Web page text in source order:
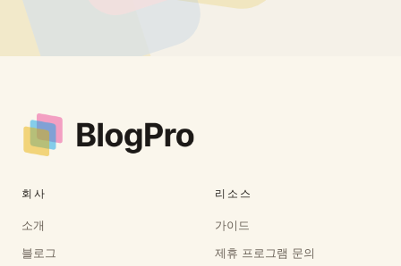
회사
소개
블로그
리소스
가이드
제휴 프로그램 문의